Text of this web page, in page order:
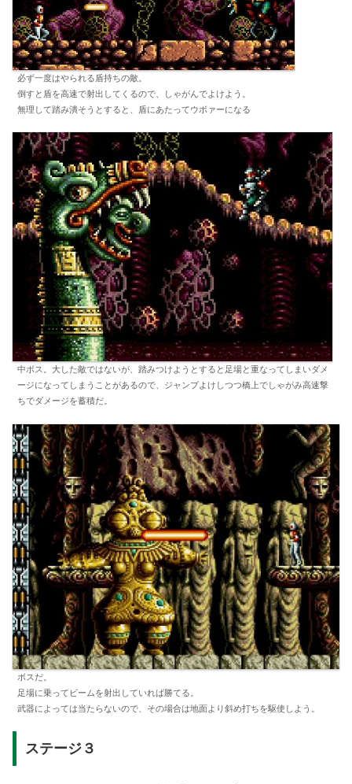
必ず一度はやられる盾持ちの敵。
倒すと盾を高速で射出してくるので、しゃがんでよけよう。
無理して踏み潰そうとすると、盾にあたってウボァーになる
中ボス。大した敵ではないが、踏みつけようとすると足場と重なってしまいダメ
ージになってしまうことがあるので、ジャンプよけしつつ橋上でしゃがみ高速撃
ちでダメージを蓄積だ。
ボスだ。
足場に乗ってビームを射出していれば勝てる。
武器によっては当たらないので、その場合は地面より斜め打ちを駆使しよう。
ステージ３